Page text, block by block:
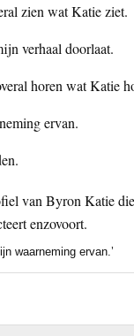
zien wat Katie ziet.
verhaal doorlaat.
horen wat Katie
ervan.
waarneming ervan.’